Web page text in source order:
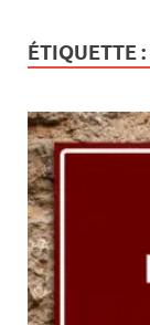
ÉTIQUETTE :